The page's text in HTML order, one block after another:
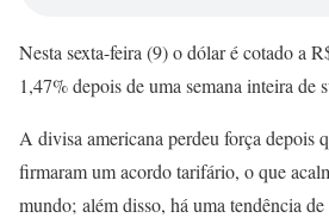
Nesta sexta-feira (9) o dólar é cotado a
1,47% depois de uma semana inteira de
A divisa americana perdeu força depois
firmaram um acordo tarifário, o que
mundo; além disso, há uma tendência